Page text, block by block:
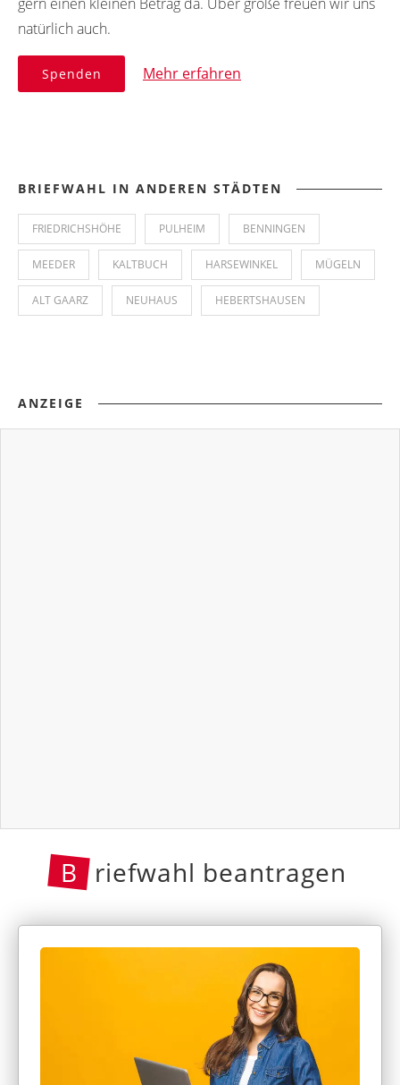
natürlich auch.
Spenden Mehr erfahren
BRIEFWAHL IN ANDEREN STÄDTEN
FRIEDRICHSHÖHE PULHEIM BENNINGEN
MEEDER KALTBUCH HARSEWINKEL MÜGELN
ALT GAARZ NEUHAUS HEBERTSHAUSEN
ANZEIGE
B riefwahl beantragen